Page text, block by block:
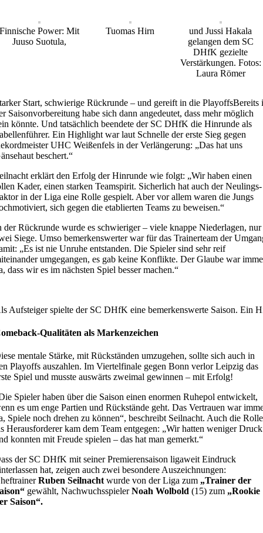
Finnische Power: Mit
Juuso Suotula,
Tuomas Hirn
und Jussi Hakala
gelangen dem SC
DHfK gezielte
Verstärkungen. Fotos:
Laura Römer
Start, schwierige Rückrunde – und gereift in die PlayoffsBereits
Saisonvorbereitung habe sich dann angedeutet, dass mehr möglich
könnte. Und tatsächlich beendete der SC DHfK die Hinrunde als
Ein Highlight war laut Schnelle der erste Sieg gegen
UHC Weißenfels in der Verlängerung: „Das hat uns
beschert.“
erklärt den Erfolg der Hinrunde wie folgt: „Wir haben einen
Kader, einen starken Teamspirit. Sicherlich hat auch der Neulings-
in der Liga eine Rolle gespielt. Aber vor allem waren die Jungs
sich gegen die etablierten Teams zu beweisen.“
der Rückrunde wurde es schwieriger – viele knappe Niederlagen, nur
Siege. Umso bemerkenswerter war für das Trainerteam der
„Es ist nie Unruhe entstanden. Die Spieler sind sehr reif
umgegangen, es gab keine Konflikte. Der Glaube war
dass wir es im nächsten Spiel besser machen.“
Aufsteiger spielte der SC DHfK eine bemerkenswerte Saison. Ein
Qualitäten als Markenzeichen
mentale Stärke, mit Rückständen umzugehen, sollte sich auch in
Playoffs auszahlen. Im Viertelfinale gegen Bonn verlor Leipzig das
Spiel und musste auswärts zweimal gewinnen – mit Erfolg!
Spieler haben über die Saison einen enormen Ruhepol entwickelt,
es um enge Partien und Rückstände geht. Das Vertrauen war
Spiele noch drehen zu können“, beschreibt Seilnacht. Auch die Rolle
Herausforderer kam dem Team entgegen: „Wir hatten weniger Druck
konnten mit Freude spielen – das hat man gemerkt.“
der SC DHfK mit seiner Premierensaison ligaweit Eindruck
hat, zeigen auch zwei besondere Auszeichnungen:
Ruben Seilnacht wurde von der Liga zum „Trainer der
gewählt, NachwuchsspielerNoah Wolbold (15) zum „Rookie
Saison“.